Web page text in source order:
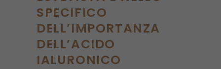
SPECIFICO
DELL’IMPORTANZA
DELL’ACIDO
IALURONICO